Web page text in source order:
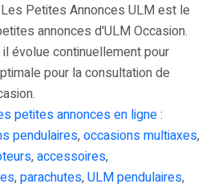
Petites Annonces ULM est le
annonces d'ULM Occasion.
évolue continuellement pour
pour la consultation de
petites annonces en ligne:
pendulaires,occasions multiaxes,
,accessoires,
,parachutes,ULM pendulaires,